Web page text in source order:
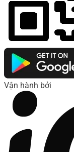
Vận hành bởi